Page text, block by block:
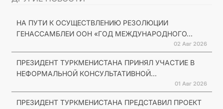
НА ПУТИ К ОСУЩЕСТВЛЕНИЮ РЕЗОЛЮЦИИ
ГЕНАССАМБЛЕИ ООН «ГОД МЕЖДУНАРОДНОГО...
02 Авг 2026
ПРЕЗИДЕНТ ТУРКМЕНИСТАНА ПРИНЯЛ УЧАСТИЕ В
НЕФОРМАЛЬНОЙ КОНСУЛЬТАТИВНОЙ...
01 Авг 2026
ПРЕЗИДЕНТ ТУРКМЕНИСТАНА ПРЕДСТАВИЛ ПРОЕКТ